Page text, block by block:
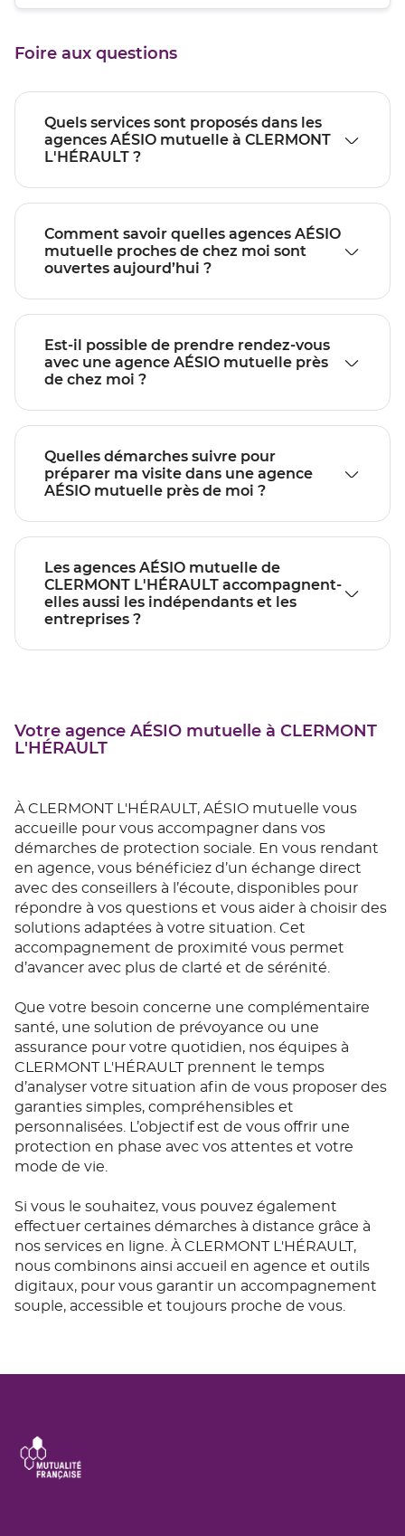
du
L'HÉRAULT
de
Foire aux questions
Quels services sont proposés dans les
agences AÉSIO mutuelle à CLERMONT
L'HÉRAULT ?
Comment savoir quelles agences AÉSIO
mutuelle proches de chez moi sont
ouvertes aujourd’hui ?
Est-il possible de prendre rendez-vous
avec une agence AÉSIO mutuelle près
de chez moi ?
Quelles démarches suivre pour
préparer ma visite dans une agence
AÉSIO mutuelle près de moi ?
Les agences AÉSIO mutuelle de
CLERMONT L'HÉRAULT accompagnent-
elles aussi les indépendants et les
entreprises ?
Votre agence AÉSIO mutuelle à CLERMONT
L'HÉRAULT
À CLERMONT L'HÉRAULT, AÉSIO mutuelle vous
accueille pour vous accompagner dans vos
démarches de protection sociale. En vous rendant
en agence, vous bénéficiez d’un échange direct
avec des conseillers à l’écoute, disponibles pour
répondre à vos questions et vous aider à choisir des
solutions adaptées à votre situation. Cet
accompagnement de proximité vous permet
d’avancer avec plus de clarté et de sérénité.
Que votre besoin concerne une complémentaire
santé, une solution de prévoyance ou une
assurance pour votre quotidien, nos équipes à
CLERMONT L'HÉRAULT prennent le temps
d’analyser votre situation afin de vous proposer des
garanties simples, compréhensibles et
personnalisées. L’objectif est de vous offrir une
protection en phase avec vos attentes et votre
mode de vie.
Si vous le souhaitez, vous pouvez également
effectuer certaines démarches à distance grâce à
nos services en ligne. À CLERMONT L'HÉRAULT,
nous combinons ainsi accueil en agence et outils
digitaux, pour vous garantir un accompagnement
souple, accessible et toujours proche de vous.